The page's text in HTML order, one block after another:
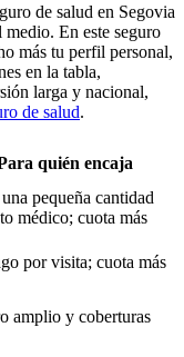
de salud en Segovia
En este seguro
más tu perfil personal,
en la tabla,
larga y nacional,
de salud.
quién encaja
pequeña cantidad
médico; cuota más
por visita; cuota más
amplio y coberturas